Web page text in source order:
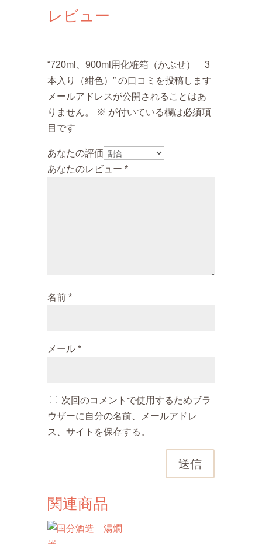
り
個
レビュー
“720ml、900ml用化粧箱（かぶせ） 3
本入り（紺色）” の口コミを投稿します
メールアドレスが公開されることはあ
りません。
※ が付いている欄は必須項
目です
あなたの評価
あなたのレビュー *
名前 *
メール *
次回のコメントで使用するためブラ
ウザーに自分の名前、メールアドレ
ス、サイトを保存する。
送信
関連商品